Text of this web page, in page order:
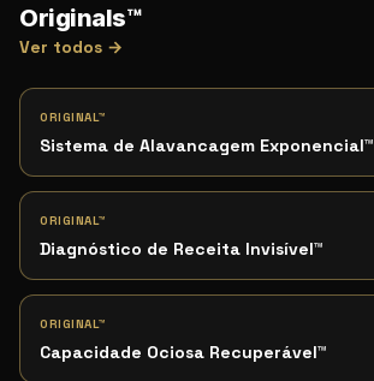
Originals™
Ver todos →
ORIGINAL™
Sistema de Alavancagem Exponencial™
ORIGINAL™
Diagnóstico de Receita Invisível™
ORIGINAL™
Capacidade Ociosa Recuperável™